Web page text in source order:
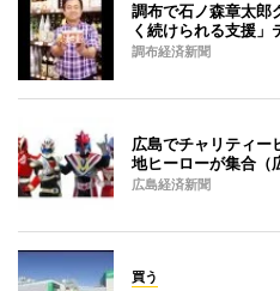
調布で石ノ森章太郎
く続けられる支援」
調布経済新聞
広島でチャリティー
地ヒーローが集合（
広島経済新聞
買う